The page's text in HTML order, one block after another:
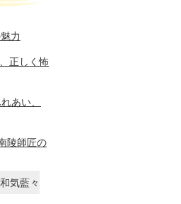
力
正しく怖
あい、
陵師匠の
気藍々